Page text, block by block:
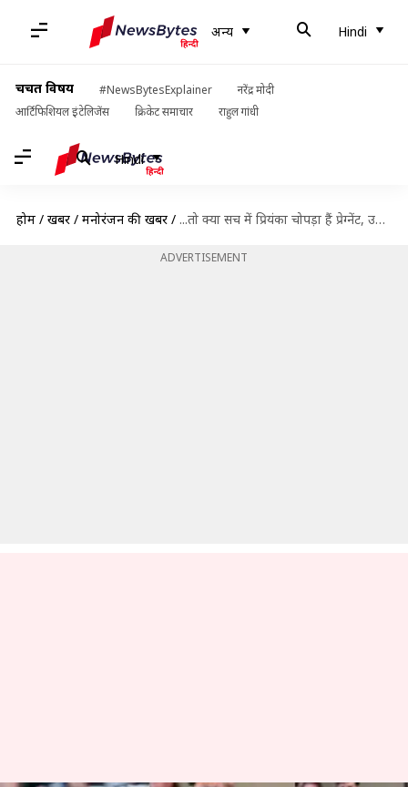
अन्य Hindi
चर्चित विषय #NewsBytesExplainer
नरेंद्र मोदी
आर्टिफिशियल इंटेलिजेंस
क्रिकेट समाचार राहुल गांधी
Hindi
होम / खबरें / मनोरंजन की खबरें / ...तो क्या सच में प्रियंका चोपड़ा हैं प्रेग्नेंट, उनकी दोस्त का कमेंट कर रहा इशारा!
ADVERTISEMENT